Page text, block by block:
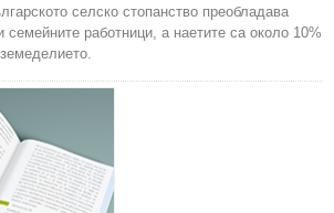
селско стопанство преобладава
семейните работници, а наетите са около 10%